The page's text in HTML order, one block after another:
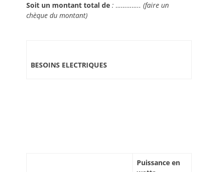
Soit un montant total de : ………….. (faire un
chèque du montant)
BESOINS ELECTRIQUES
Puissance en